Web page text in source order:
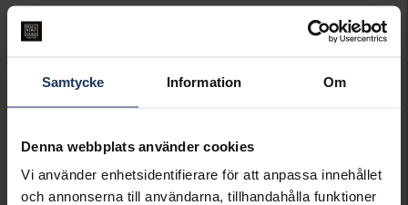
Samtycke Information Om
Denna webbplats använder cookies
Vi använder enhetsidentifierare för att anpassa innehållet
och annonserna till användarna, tillhandahålla funktioner
LÄGG I VARUKORGEN